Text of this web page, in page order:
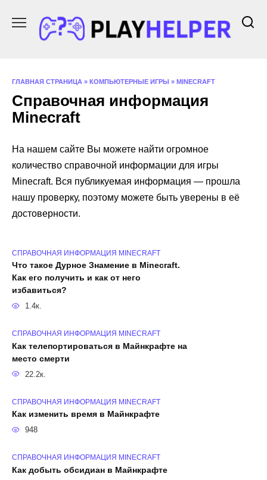
содержанию
ГЛАВНАЯ СТРАНИЦА » КОМПЬЮТЕРНЫЕ ИГРЫ » MINECRAFT
Справочная информация
Minecraft
На нашем сайте Вы можете найти огромное
количество справочной информации для игры
Minecraft. Вся публикуемая информация — прошла
нашу проверку, поэтому можете быть уверены в её
достоверности.
СПРАВОЧНАЯ ИНФОРМАЦИЯ MINECRAFT
Что такое Дурное Знамение в Minecraft.
Как его получить и как от него
избавиться?
1.4к.
СПРАВОЧНАЯ ИНФОРМАЦИЯ MINECRAFT
Как телепортироваться в Майнкрафте на
место смерти
22.2к.
СПРАВОЧНАЯ ИНФОРМАЦИЯ MINECRAFT
Как изменить время в Майнкрафте
948
СПРАВОЧНАЯ ИНФОРМАЦИЯ MINECRAFT
Как добыть обсидиан в Майнкрафте